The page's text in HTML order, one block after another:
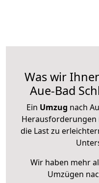
Was wir
Aue-Bad
Ein Umzug nach
die Last zu
Wir haben mehr
Umzügen